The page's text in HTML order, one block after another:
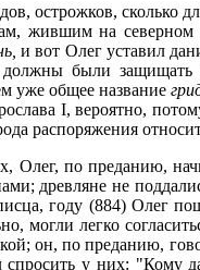
острожков, сколько
жившим на
и вот Олег уставил
были защищать
уже общее название
I, вероятно,
распоряжения
Олег, по преданию,
древляне не
году (884) Олег
могли легко
он, по преданию,
спросить у них: "Кому